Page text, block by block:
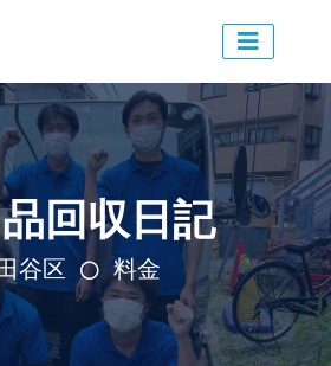
回収日記
谷区 料金